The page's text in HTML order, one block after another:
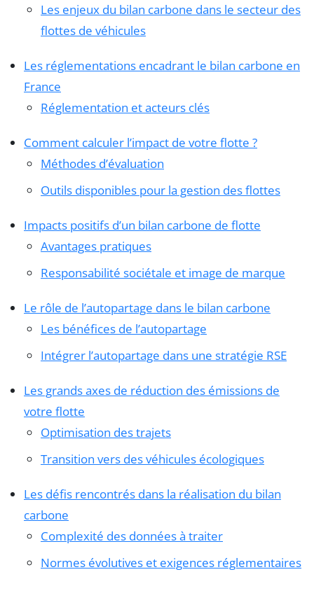
Les enjeux du bilan carbone dans le secteur des
flottes de véhicules
Les réglementations encadrant le bilan carbone en
France
Réglementation et acteurs clés
Comment calculer l’impact de votre flotte ?
Méthodes d’évaluation
Outils disponibles pour la gestion des flottes
Impacts positifs d’un bilan carbone de flotte
Avantages pratiques
Responsabilité sociétale et image de marque
Le rôle de l’autopartage dans le bilan carbone
Les bénéfices de l’autopartage
Intégrer l’autopartage dans une stratégie RSE
Les grands axes de réduction des émissions de
votre flotte
Optimisation des trajets
Transition vers des véhicules écologiques
Les défis rencontrés dans la réalisation du bilan
carbone
Complexité des données à traiter
Normes évolutives et exigences réglementaires